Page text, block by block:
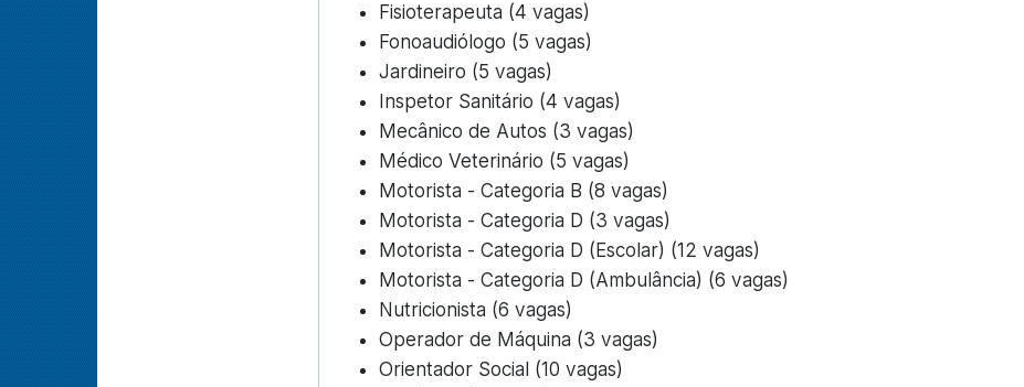
Fisioterapeuta (4 vagas)
Fonoaudiólogo (5 vagas)
Jardineiro (5 vagas)
Inspetor Sanitário (4 vagas)
Mecânico de Autos (3 vagas)
Médico Veterinário (5 vagas)
Motorista - Categoria B (8 vagas)
Motorista - Categoria D (3 vagas)
Motorista - Categoria D (Escolar) (12 vagas)
Motorista - Categoria D (Ambulância) (6 vagas)
Nutricionista (6 vagas)
Operador de Máquina (3 vagas)
Orientador Social (10 vagas)